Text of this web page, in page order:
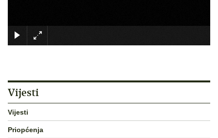
Vijesti
Vijesti
Priopćenja